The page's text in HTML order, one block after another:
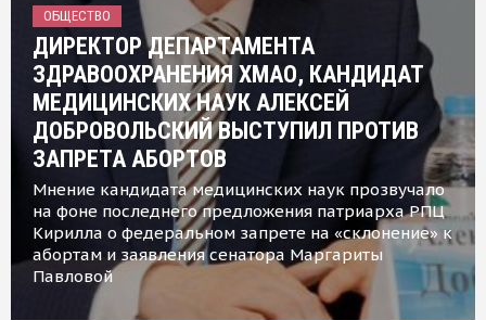
ОБЩЕСТВО
ДИРЕКТОР ДЕПАРТАМЕНТА
ЗДРАВООХРАНЕНИЯ ХМАО, КАНДИДАТ
МЕДИЦИНСКИХ НАУК АЛЕКСЕЙ
ДОБРОВОЛЬСКИЙ ВЫСТУПИЛ ПРОТИВ
ЗАПРЕТА АБОРТОВ
Мнение кандидата медицинских наук прозвучало
на фоне последнего предложения патриарха РПЦ
Кирилла о федеральном запрете на «склонение» к
абортам и заявления сенатора Маргариты
Павловой